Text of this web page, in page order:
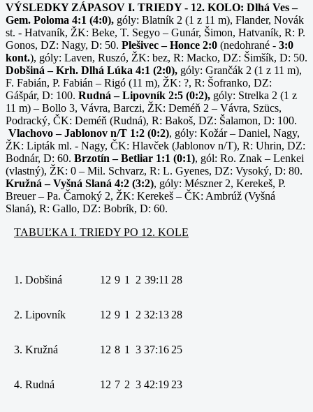
VÝSLEDKY ZÁPASOV I. TRIEDY - 12. KOLO: Dlhá Ves –
Gem. Poloma 4:1 (4:0), góly: Blatník 2 (1 z 11 m), Flander, Novák
st. - Hatvaník, ŽK: Beke, T. Segyo – Gunár, Šimon, Hatvaník, R: P.
Gonos, DZ: Nagy, D: 50. Plešivec – Honce 2:0 (nedohrané - 3:0
kont.), góly: Laven, Ruszó, ŽK: bez, R: Macko, DZ: Šimšík, D: 50.
Dobšiná – Krh. Dlhá Lúka 4:1 (2:0), góly: Grančák 2 (1 z 11 m),
F. Fabián, P. Fabián – Rigó (11 m), ŽK: ?, R: Šofranko, DZ:
Gášpár, D: 100. Rudná – Lipovník 2:5 (0:2), góly: Strelka 2 (1 z
11 m) – Bollo 3, Vávra, Barczi, ŽK: Deméň 2 – Vávra, Szücs,
Podracký, ČK: Deméň (Rudná), R: Bakoš, DZ: Šalamon, D: 100.
Vlachovo – Jablonov n/T 1:2 (0:2), góly: Kožár – Daniel, Nagy,
ŽK: Lipták ml. - Nagy, ČK: Hlavček (Jablonov n/T), R: Uhrin, DZ:
Bodnár, D: 60. Brzotín – Betliar 1:1 (0:1), gól: Ro. Znak – Lenkei
(vlastný), ŽK: 0 – Mil. Schvarz, R: L. Gyenes, DZ: Vysoký, D: 80.
Kružná – Vyšná Slaná 4:2 (3:2), góly: Mészner 2, Kerekeš, P.
Breuer – Pa. Čarnoký 2, ŽK: Kerekeš – ČK: Ambrúž (Vyšná
Slaná), R: Gallo, DZ: Bobrík, D: 60.
TABUĽKA I. TRIEDY PO 12. KOLE
1. Dobšiná 12 9 1 2 39:11 28
2. Lipovník 12 9 1 2 32:13 28
3. Kružná 12 8 1 3 37:16 25
4. Rudná 12 7 2 3 42:19 23